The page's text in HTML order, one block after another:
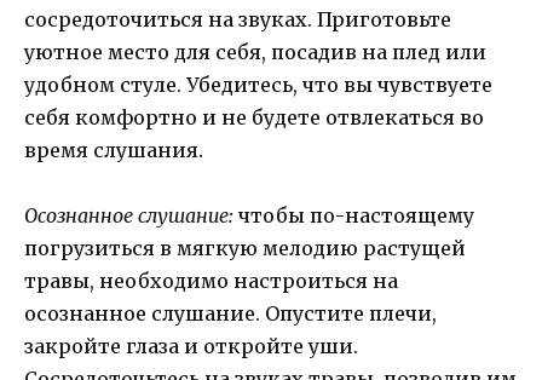
сосредоточиться на звуках. Приготовьте
уютное место для себя, посадив на плед или
удобном стуле. Убедитесь, что вы чувствуете
себя комфортно и не будете отвлекаться во
время слушания.
Осознанное слушание: чтобы по-настоящему
погрузиться в мягкую мелодию растущей
травы, необходимо настроиться на
осознанное слушание. Опустите плечи,
закройте глаза и откройте уши.